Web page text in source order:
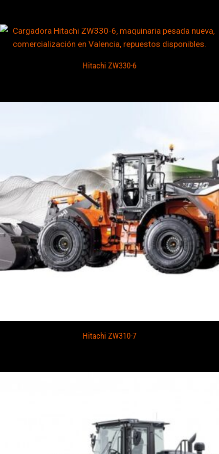
Hitachi ZW330-6
Hitachi ZW310-7